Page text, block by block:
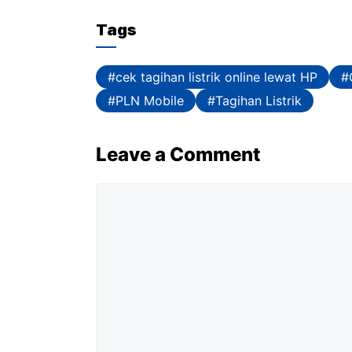
Tags
cek tagihan listrik online lewat HP
PLN Mobile
Tagihan Listrik
Leave a Comment